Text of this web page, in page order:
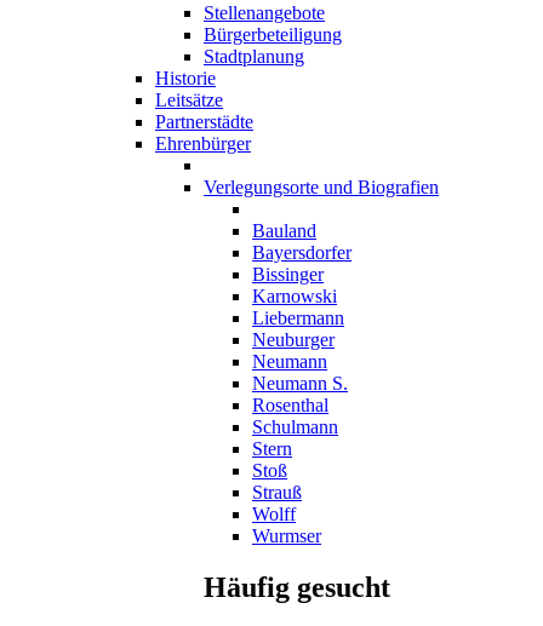
Stellenangebote
Bürgerbeteiligung
Stadtplanung
Historie
Leitsätze
Partnerstädte
Ehrenbürger
Verlegungsorte und Biografien
Bauland
Bayersdorfer
Bissinger
Karnowski
Liebermann
Neuburger
Neumann
Neumann S.
Rosenthal
Schulmann
Stern
Stoß
Strauß
Wolff
Wurmser
Häufig gesucht